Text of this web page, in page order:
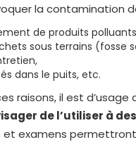
la contamination
de produits
sous terrains (fosse
dans le puits, etc.
raisons, il est d’usage
de l’utiliser à
et examens